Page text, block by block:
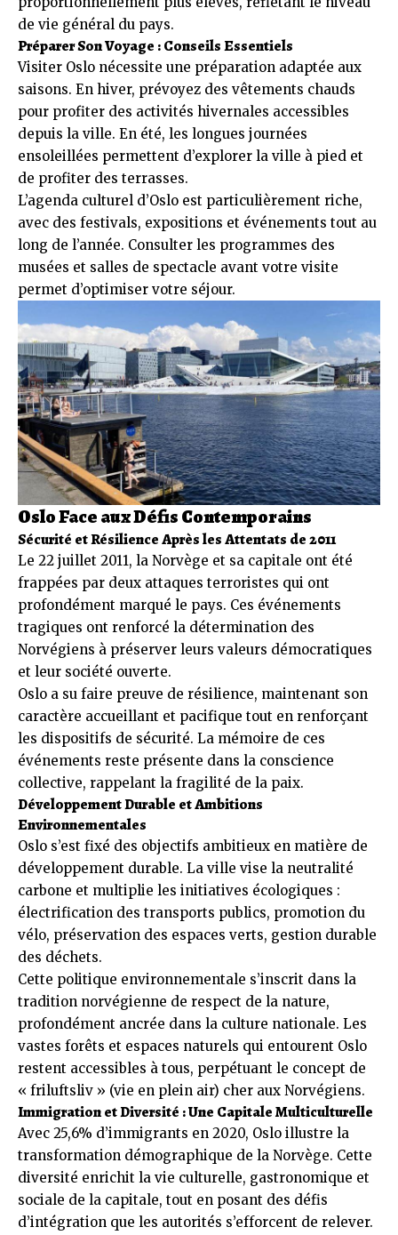
de vie général du pays.
Préparer Son Voyage : Conseils Essentiels
Visiter Oslo nécessite une préparation adaptée aux
saisons. En hiver, prévoyez des vêtements chauds
pour profiter des activités hivernales accessibles
depuis la ville. En été, les longues journées
ensoleillées permettent d’explorer la ville à pied et
de profiter des terrasses.
L’agenda culturel d’Oslo est particulièrement riche,
avec des festivals, expositions et événements tout au
long de l’année. Consulter les programmes des
musées et salles de spectacle avant votre visite
permet d’optimiser votre séjour.
Oslo Face aux Défis Contemporains
Sécurité et Résilience Après les Attentats de 2011
Le 22 juillet 2011, la Norvège et sa capitale ont été
frappées par deux attaques terroristes qui ont
profondément marqué le pays. Ces événements
tragiques ont renforcé la détermination des
Norvégiens à préserver leurs valeurs démocratiques
et leur société ouverte.
Oslo a su faire preuve de résilience, maintenant son
caractère accueillant et pacifique tout en renforçant
les dispositifs de sécurité. La mémoire de ces
événements reste présente dans la conscience
collective, rappelant la fragilité de la paix.
Développement Durable et Ambitions
Environnementales
Oslo s’est fixé des objectifs ambitieux en matière de
développement durable. La ville vise la neutralité
carbone et multiplie les initiatives écologiques :
électrification des transports publics, promotion du
vélo, préservation des espaces verts, gestion durable
des déchets.
Cette politique environnementale s’inscrit dans la
tradition norvégienne de respect de la nature,
profondément ancrée dans la culture nationale. Les
vastes forêts et espaces naturels qui entourent Oslo
restent accessibles à tous, perpétuant le concept de
« friluftsliv » (vie en plein air) cher aux Norvégiens.
Immigration et Diversité : Une Capitale Multiculturelle
Avec 25,6% d’immigrants en 2020, Oslo illustre la
transformation démographique de la Norvège. Cette
diversité enrichit la vie culturelle, gastronomique et
sociale de la capitale, tout en posant des défis
d’intégration que les autorités s’efforcent de relever.